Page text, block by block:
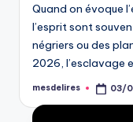
Quand on évoque
l’esprit sont
négriers ou des
2026, l’esclavage
Posted
mesdelires 03/